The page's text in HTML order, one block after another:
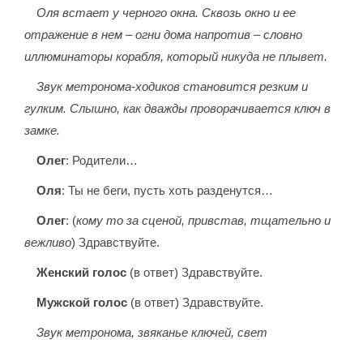
Оля встает у черного окна. Сквозь окно и ее
отражение в нем – огни дома напротив – словно
иллюминаторы корабля, который никуда не плывет.
Звук метронома-ходиков становится резким и
гулким. Слышно, как дважды проворачивается ключ в
замке.
Олег: Родители…
Оля: Ты не беги, пусть хоть разденутся…
Олег: (кому то за сценой, привстав, тщательно и
вежливо) Здравствуйте.
Женский голос (в ответ) Здравствуйте.
Мужской голос (в ответ) Здравствуйте.
Звук метронома, звяканье ключей, свет